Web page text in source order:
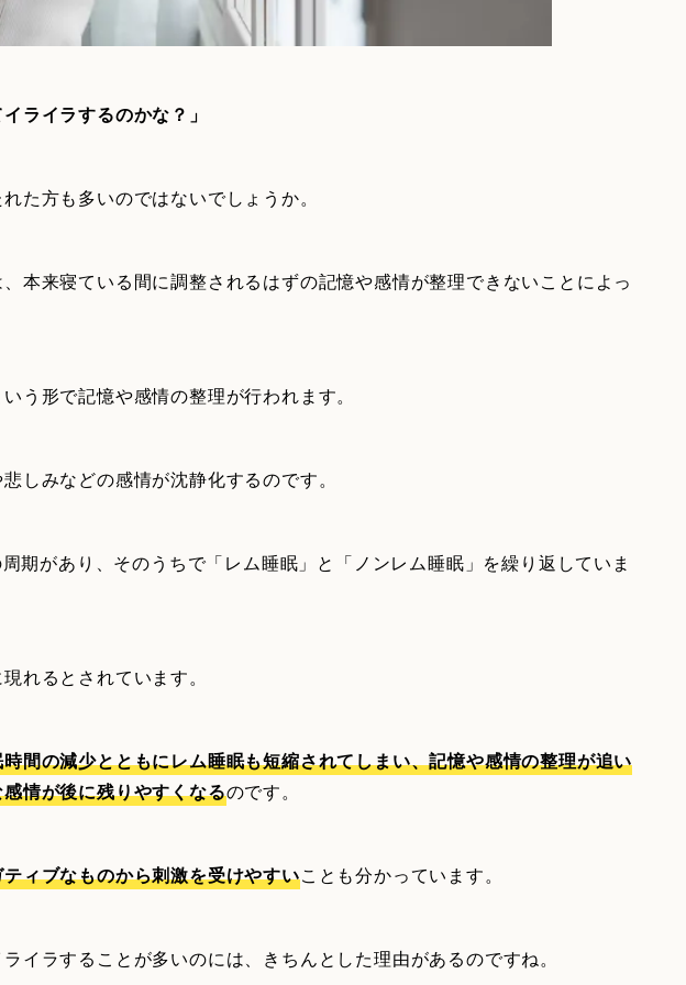
ライラするのかな？」
た方も多いのではないでしょうか。
本来寝ている間に調整されるはずの記憶や感情が整理できないことによっ
う形で記憶や感情の整理が行われます。
しみなどの感情が沈静化するのです。
期があり、そのうちで「レム睡眠」と「ノンレム睡眠」を繰り返していま
れるとされています。
間の減少とともにレム睡眠も短縮されてしまい、記憶や感情の整理が追い
情が後に残りやすくなるのです。
ィブなものから刺激を受けやすいことも分かっています。
イラすることが多いのには、きちんとした理由があるのですね。